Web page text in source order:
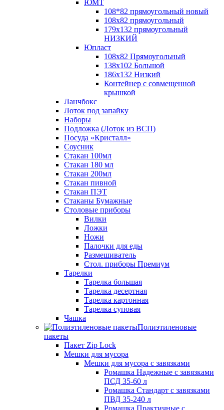
ЮМТ
108*82 прямоугольный новый
108х82 прямоугольный
179х132 прямоугольный
НИЗКИЙ
Юпласт
108х82 Прямоугольный
138х102 Большой
186х132 Низкий
Контейнер с совмещенной
крышкой
Ланчбокс
Лоток под запайку
Наборы
Подложка (Лоток из ВСП)
Посуда «Кристалл»
Соусник
Стакан 100мл
Стакан 180 мл
Стакан 200мл
Стакан пивной
Стакан ПЭТ
Стаканы Бумажные
Столовые приборы
Вилки
Ложки
Ножи
Палочки для еды
Размешиватель
Стол. приборы Премиум
Тарелки
Тарелка большая
Тарелка десертная
Тарелка картонная
Тарелка суповая
Чашка
Полиэтиленовые
пакеты
Пакет Zip Lock
Мешки для мусора
Мешки для мусора с завязками
Ромашка Надежные с завязками
ПСД 35-60 л
Ромашка Стандарт с завязками
ПВД 35-240 л